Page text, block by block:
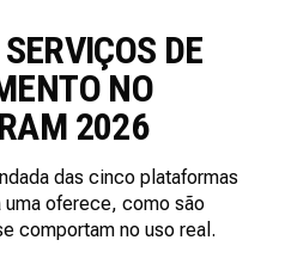
DE
NO
2026
das cinco plataformas
oferece, como são
comportam no uso real.